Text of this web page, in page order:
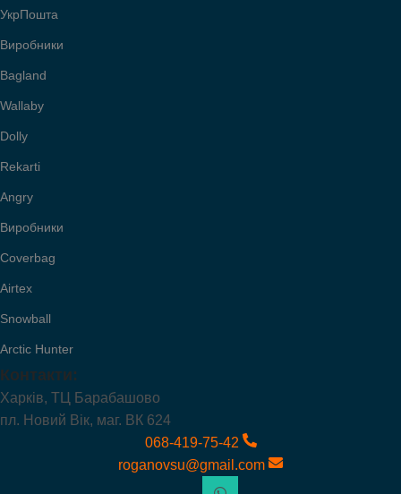
УкрПошта
Виробники
Bagland
Wallaby
Dolly
Rekarti
Angry
Виробники
Coverbag
Airtex
Snowball
Arctic Hunter
Контакти:
Харків, ТЦ Барабашово
пл. Новий Вік, маг. ВК 624
068-419-75-42
roganovsu@gmail.com